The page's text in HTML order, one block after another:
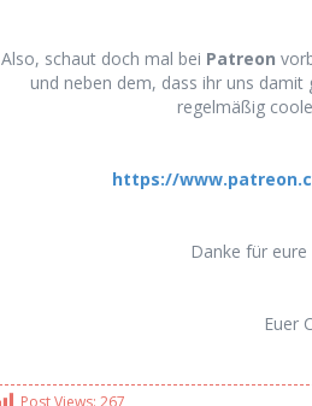
Also, schaut doch mal bei Patreon
und neben dem, dass ihr uns
regelmäßig
https://
Danke für
Euer